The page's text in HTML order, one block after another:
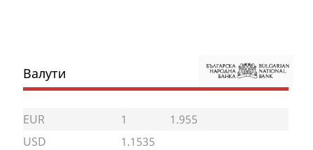
Валути
EUR 1
1.955
USD
1.1535